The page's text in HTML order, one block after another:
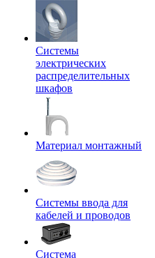
Системы
электрических
распределительных
шкафов
Материал монтажный
Системы ввода для
кабелей и проводов
Система